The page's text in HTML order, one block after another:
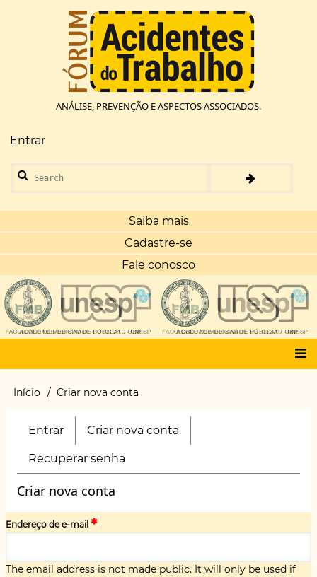
ANÁLISE, PREVENÇÃO E ASPECTOS ASSOCIADOS.
Menu
de
conta
de
usuário
Entrar
Search
Saiba mais
Cadastre-se
Fale conosco
Main
Trilha
navegação
Início Criar nova conta
Primary
Entrar Criar nova conta
ativa)
Recuperar senha
Criar nova conta
Endereço de e-mail
The email address is not made public. It will only be used if